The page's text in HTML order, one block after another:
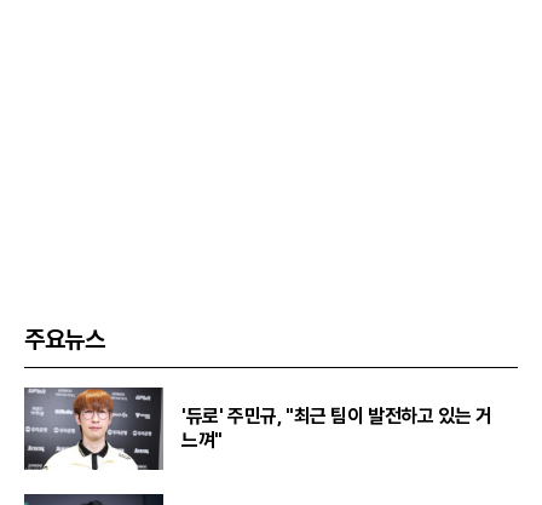
주요뉴스
'듀로' 주민규, "최근 팀이 발전하고 있는 거
느껴"